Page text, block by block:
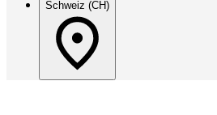
Schweiz (CH)